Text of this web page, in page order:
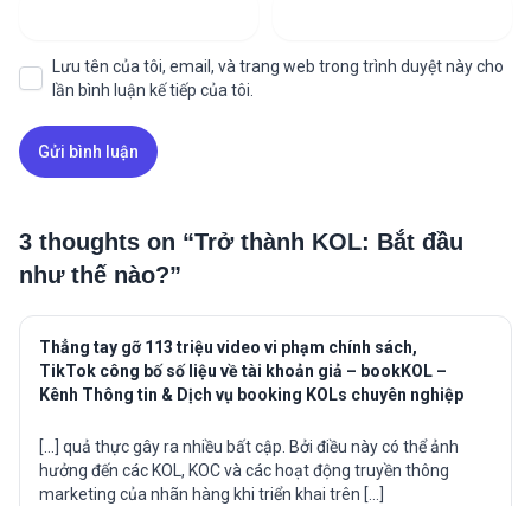
Lưu tên của tôi, email, và trang web trong trình duyệt này cho
lần bình luận kế tiếp của tôi.
3 thoughts on “Trở thành KOL: Bắt đầu
như thế nào?”
Thẳng tay gỡ 113 triệu video vi phạm chính sách,
TikTok công bố số liệu về tài khoản giả – bookKOL –
Kênh Thông tin & Dịch vụ booking KOLs chuyên nghiệp
[…] quả thực gây ra nhiều bất cập. Bởi điều này có thể ảnh
hưởng đến các KOL, KOC và các hoạt động truyền thông
marketing của nhãn hàng khi triển khai trên […]